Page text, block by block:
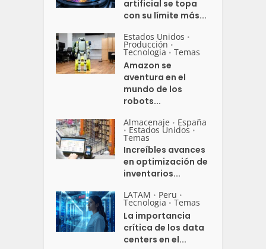
artificial se topa
con su límite más...
Estados Unidos •
Producción •
Tecnologia • Temas
Amazon se
aventura en el
mundo de los
robots...
Almacenaje • España
• Estados Unidos •
Temas
Increíbles avances
en optimización de
inventarios...
LATAM • Peru •
Tecnologia • Temas
La importancia
crítica de los data
centers en el...